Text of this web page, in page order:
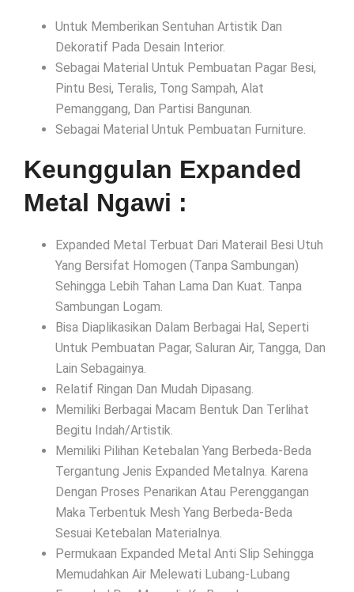
Untuk Memberikan Sentuhan Artistik Dan
Dekoratif Pada Desain Interior.
Sebagai Material Untuk Pembuatan Pagar Besi,
Pintu Besi, Teralis, Tong Sampah, Alat
Pemanggang, Dan Partisi Bangunan.
Sebagai Material Untuk Pembuatan Furniture.
Keunggulan Expanded
Metal Ngawi :
Expanded Metal Terbuat Dari Materail Besi Utuh
Yang Bersifat Homogen (Tanpa Sambungan)
Sehingga Lebih Tahan Lama Dan Kuat. Tanpa
Sambungan Logam.
Bisa Diaplikasikan Dalam Berbagai Hal, Seperti
Untuk Pembuatan Pagar, Saluran Air, Tangga, Dan
Lain Sebagainya.
Relatif Ringan Dan Mudah Dipasang.
Memiliki Berbagai Macam Bentuk Dan Terlihat
Begitu Indah/Artistik.
Memiliki Pilihan Ketebalan Yang Berbeda-Beda
Tergantung Jenis Expanded Metalnya. Karena
Dengan Proses Penarikan Atau Perenggangan
Maka Terbentuk Mesh Yang Berbeda-Beda
Sesuai Ketebalan Materialnya.
Permukaan Expanded Metal Anti Slip Sehingga
Memudahkan Air Melewati Lubang-Lubang